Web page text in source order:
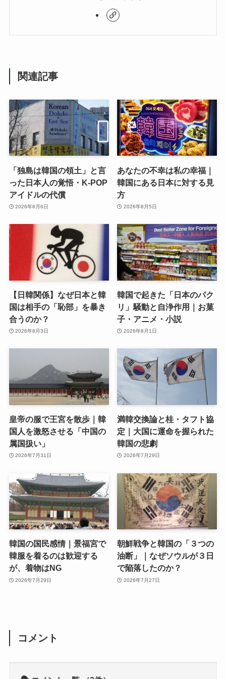
関連記事
「独島は韓国の領土」と言
った日本人の覚悟・K-POP
アイドルの代償
2026年8月6日
あなたの不幸は私の幸福｜
韓国にある日本に対する見
方
2026年8月5日
【日韓関係】なぜ日本と韓
国は相手の「恥部」を暴き
合うのか？
2026年8月3日
韓国で起きた「日本のパク
リ」騒動と自浄作用｜お菓
子・アニメ・小説
2026年8月1日
皇帝の服で王宮を散歩｜韓
国人を激怒させる「中国の
属国扱い」
2026年7月31日
満韓交換論と桂・タフト協
定｜大国に運命を握られた
韓国の悲劇
2026年7月29日
韓国の国民感情｜景福宮で
韓服を着るのは歓迎する
が、着物はNG
2026年7月29日
朝鮮戦争と韓国の「３つの
油断」｜なぜソウルが３日
で陥落したのか？
2026年7月27日
コメント